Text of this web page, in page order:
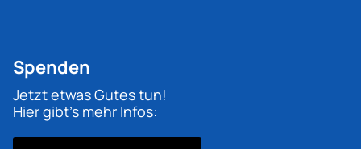
Spenden
Jetzt etwas Gutes tun!
Hier gibt's mehr Infos: